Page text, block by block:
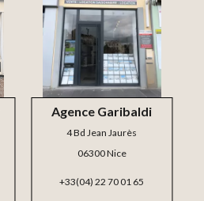
Agence Garibaldi
4 Bd Jean Jaurès
06300 Nice
+33(04) 22 70 01 65